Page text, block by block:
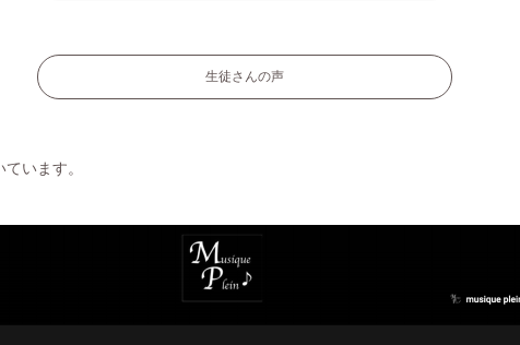
生徒さんの声
います。